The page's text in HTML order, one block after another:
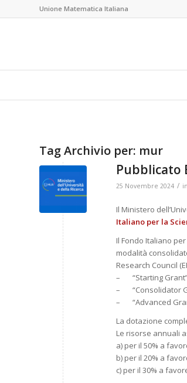
Unione Matematica Italiana
Tag Archivio per: mur
Pubblicato
25 Novembre 2024 / in
Il Ministero
Italiano per la
Il Fondo Italiano
modalità
Research Council
– “Starting
– “Consolidator
– “Advanced
La dotazione
Le risorse annuali
a) per il 50% a
b) per il 20% a
c) per il 30% a